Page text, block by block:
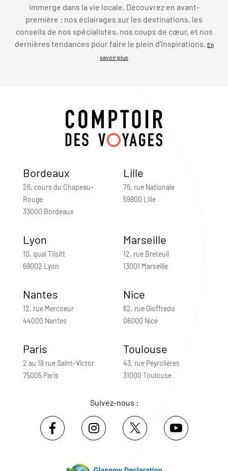
immerge dans la vie locale. Découvrez en avant-
première : nos éclairages sur les destinations, les
conseils de nos spécialistes, nos coups de cœur, et nos
dernières tendances pour faire le plein d’inspirations. En
savoir plus
Bordeaux
26, cours du Chapeau-
Rouge
33000 Bordeaux
Lille
76, rue Nationale
59800 Lille
Lyon
10, quai Tilsitt
69002 Lyon
Marseille
12, rue Breteuil
13001 Marseille
Nantes
12, rue Mercoeur
44000 Nantes
Nice
62, rue Gioffredo
06000 Nice
Paris
2 au 18 rue Saint-Victor
75005 Paris
Toulouse
43, rue Peyrolières
31000 Toulouse
Suivez-nous :